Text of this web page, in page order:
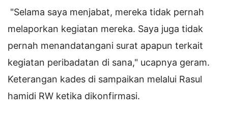
"Selama saya menjabat, mereka tidak pernah
melaporkan kegiatan mereka. Saya juga tidak
pernah menandatangani surat apapun terkait
kegiatan peribadatan di sana," ucapnya geram.
Keterangan kades di sampaikan melalui Rasul
hamidi RW ketika dikonfirmasi.